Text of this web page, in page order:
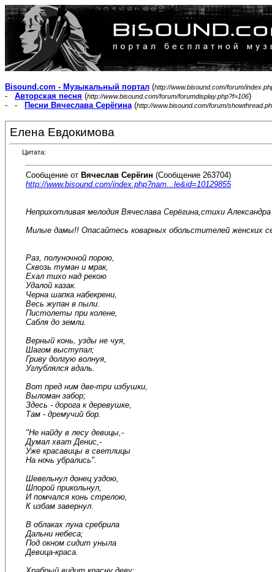
Bisound.com - Музыкальный портал (http://www.bisound.com/forum/
- Авторская песня (http://www.bisound.com/forum/forumdisplay.php?f=106)
- -
Песни Вячеслава Серёгина(http://www.bisound.com/forum/
Елена Евдокимова
Цитата:
Сообщение от Вячеслав Серёгин (Сообщение 263704)
http://www.bisound.com/index.php?nam...le&id=10129855
Неприхотливая мелодия Вячеслава Серёгина,стихи
Милые дамы!! Опасайтесь коварных обольстителей женских
Раз, полуночной порою,
Сквозь туман и мрак,
Ехал тихо над рекою
Удалой казак.
Черна шапка набекрени,
Весь жупан в пыли.
Пистолеты при колене,
Сабля до земли.
Верный конь, узды не чуя,
Шагом выступал;
Гриву долгую волнуя,
Углублялся вдаль.
Вот пред ним две-три избушки,
Выломан забор;
Здесь - дорога к деревушке,
Там - дремучий бор.
"Не найду в лесу девицы,-
Думал хват Денис,-
Уже красавицы в светлицы
На ночь убрались".
Шевельнул донец уздою,
Шпорой прикольнул,
И помчался конь стрелою,
К избам завернул.
В облаках луна сребрила
Дальни небеса;
Под окном сидит уныла
Девица-краса.